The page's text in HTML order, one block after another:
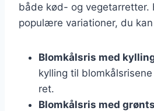
både kød- og vegetarretter.
populære variationer, du
Blomkålsris med
kylling til
ret.
Blomkålsris med